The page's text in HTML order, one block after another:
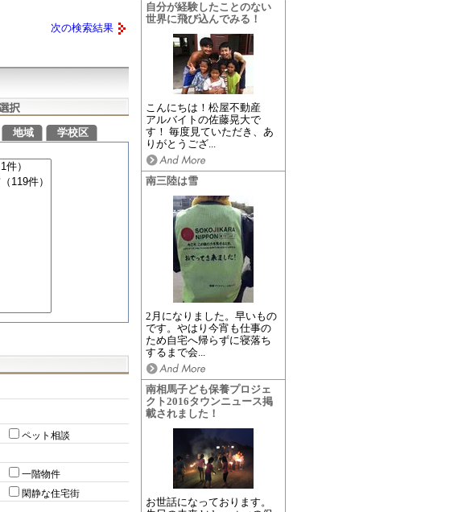
自分が経験したことのない
世界に飛び込んでみる！
こんにちは！松屋不動産
アルバイトの佐藤晃大で
す！ 毎度見ていただき、あ
りがとうござ...
南三陸は雪
2月になりました。早いもの
です。やはり今宵も仕事の
ため自宅へ帰らずに寝落ち
するまで会...
南相馬子ども保養プロジェ
クト2016タウンニュース掲
載されました！
お世話になっております。
次の検索結果
地域 学校区
ペット相談
一階物件
閑静な住宅街